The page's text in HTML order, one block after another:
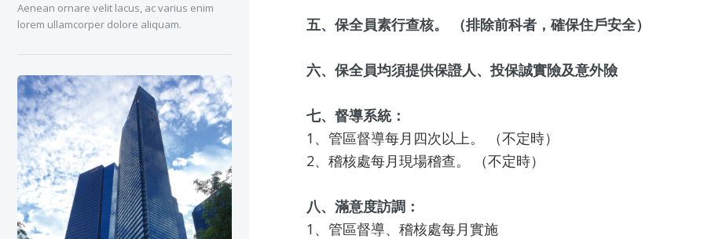
五、保全員素行查核。 （排除前科者，確保住戶安全）
六、保全員均須提供保證人、投保誠實險及意外險
七、督導系統：
1、管區督導每月四次以上。 （不定時）
2、稽核處每月現場稽查。 （不定時）
八、滿意度訪調：
1、管區督導、稽核處每月實施
Aenean ornare velit lacus, ac varius enim
lorem ullamcorper dolore aliquam.